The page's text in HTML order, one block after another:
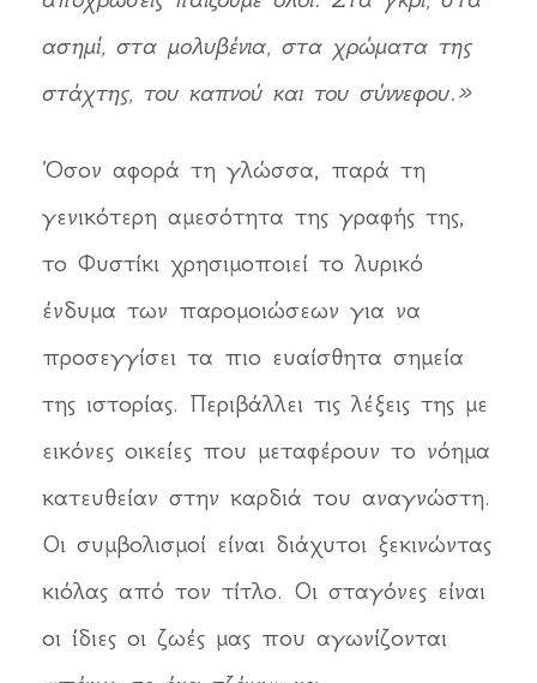
ασημί, στα μολυβένια, στα χρώματα της
στάχτης, του καπνού και του σύννεφου.»
Όσον αφορά τη γλώσσα, παρά τη
γενικότερη αμεσότητα της γραφής της,
το Φυστίκι χρησιμοποιεί το λυρικό
ένδυμα των παρομοιώσεων για να
προσεγγίσει τα πιο ευαίσθητα σημεία
της ιστορίας. Περιβάλλει τις λέξεις της με
εικόνες οικείες που μεταφέρουν το νόημα
κατευθείαν στην καρδιά του αναγνώστη.
Οι συμβολισμοί είναι διάχυτοι ξεκινώντας
κιόλας από τον τίτλο. Οι σταγόνες είναι
οι ίδιες οι ζωές μας που αγωνίζονται